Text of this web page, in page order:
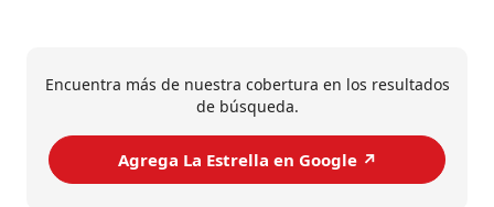
Encuentra más de nuestra cobertura en los resultados
de búsqueda.
Agrega La Estrella en Google ↗️